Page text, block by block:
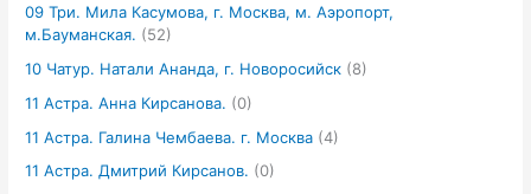
09 Три. Мила Касумова, г. Москва, м. Аэропорт,
м.Бауманская. (52)
10 Чатур. Натали Ананда, г. Новоросийск (8)
11 Астра. Анна Кирсанова. (0)
11 Астра. Галина Чембаева. г. Москва (4)
11 Астра. Дмитрий Кирсанов. (0)